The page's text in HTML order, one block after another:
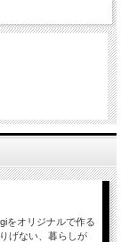
をオリジナルで作る
げない、暮らしが